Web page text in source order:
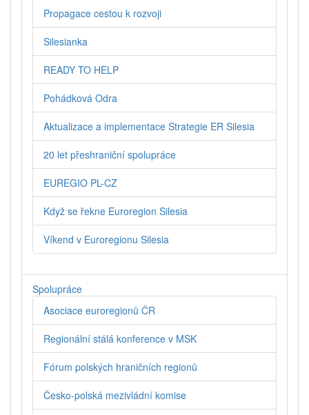
Propagace cestou k rozvoji
Silesianka
READY TO HELP
Pohádková Odra
Aktualizace a implementace Strategie ER Silesia
20 let přeshraniční spolupráce
EUREGIO PL-CZ
Když se řekne Euroregion Silesia
Víkend v Euroregionu Silesia
Spolupráce
Asociace euroregionů ČR
Regionální stálá konference v MSK
Fórum polských hraničních regionů
Česko-polská mezivládní komise